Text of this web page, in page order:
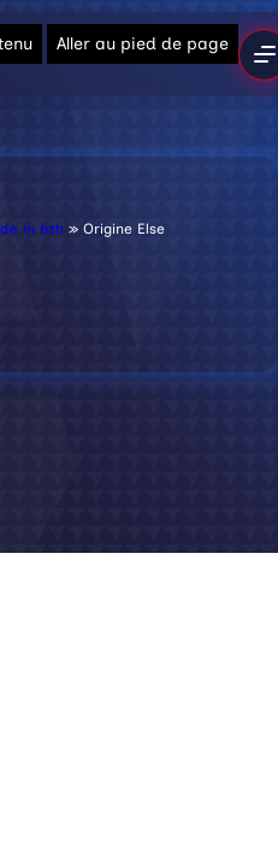
Aller au pied de page
in bzh » Origine Else